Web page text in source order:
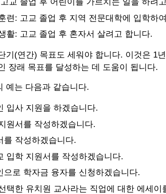
련: 고교 졸업 후 지역 전문대학에 입학하
활: 고교 졸업 후 혼자서 살려고 합니다.
기(연간) 목표도 세워야 합니다. 이것은 1
장래 목표를 달성하는 데 도움이 됩니다.
예는 다음과 같습니다.
입사 지원을 하겠습니다.
원서를 작성하겠습니다.
를 작성하겠습니다.
입학 지원서를 작성하겠습니다.
으로 학자금 융자를 신청하겠습니다.
택한 유치원 교사라는 직업에 대한 에세이